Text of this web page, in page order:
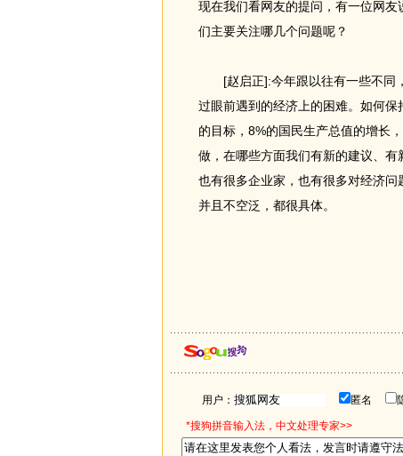
现在我们看网友的提问，有一位网
们主要关注哪几个问题呢？
[赵启正]:今年跟以往有一些不同
过眼前遇到的经济上的困难。如何
的目标，8%的国民生产总值的增长
做，在哪些方面我们有新的建议、有
也有很多企业家，也有很多对经济问
并且不空泛，都很具体。
用户： 匿名
*搜狗拼音输入法，中文处理专家>>